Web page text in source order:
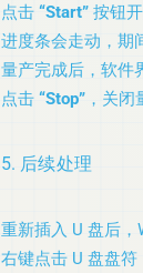
点击 “Start” 按钮
进度条会走动，期
量产完成后，软件
点击 “Stop” ，关
5. 后续处理
重新插入 U 盘后，
右键点击 U 盘盘符